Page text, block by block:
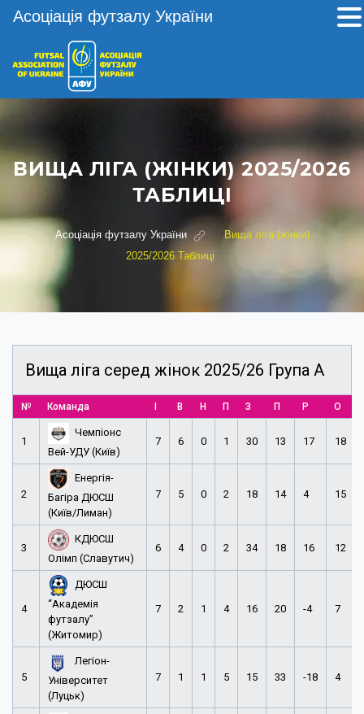
ВИЩА ЛІГА (ЖІНКИ) 2025/2026
ТАБЛИЦІ
Асоціація футзалу України >Вища ліга (жінки)
2025/2026 Таблиці
Вища ліга серед жінок 2025/26 Група А
№ Команда В Н П З П Р О
1
Чемпіонс
Вей-УДУ (Київ)
7 6 0 1 30 13 17 18
2
Енергія-
Багіра ДЮСШ
(Київ/Лиман)
7 5 0 2 18 14 4 15
3
КДЮСШ
Олімп (Славутич)
6 4 0 2 34 18 16 12
4
ДЮСШ
“Академія
футзалу”
(Житомир)
7 2 1 4 16 20 -4 7
5
Легіон-
Університет
(Луцьк)
7 1 1 5 15 33 -18 4
Асоціація футзалу України